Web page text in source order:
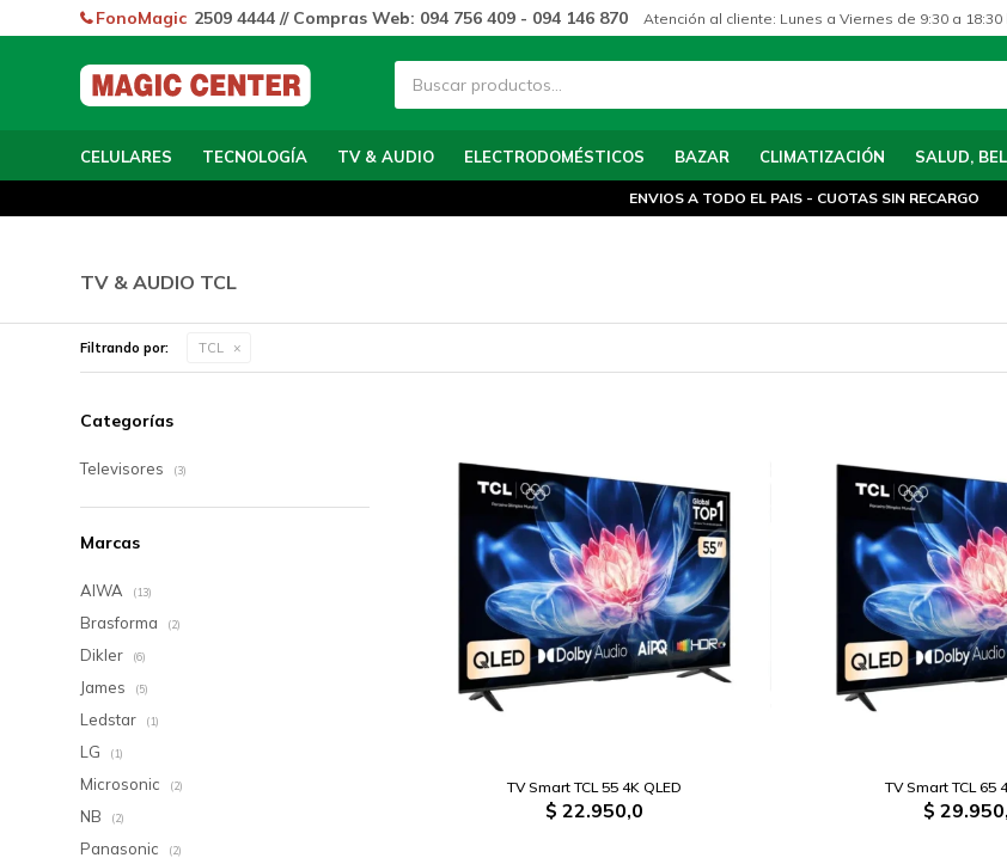
CELULARES TECNOLOGÍA TV & AUDIO ELECTRODOMÉSTICOS BAZAR CLIMATIZACIÓN SALUD,
FonoMagic 2509 4444 // Compras Web: 094 756 409 - 094 146 870 Atención al cliente: Lunes a Viernes de 9:30 a
ENVIOS A TODO EL PAIS - CUOTAS SIN RECARGO
TV & AUDIO TCL
Filtrando por: TCL
TV Smart TCL 55 4K QLED
$ 22.950,0
TV Smart TCL 65
$
Categorías
Televisores (3)
Marcas
AIWA (13)
Brasforma (2)
Dikler (6)
James (5)
Ledstar (1)
LG (1)
Microsonic (2)
NB (2)
Panasonic (2)